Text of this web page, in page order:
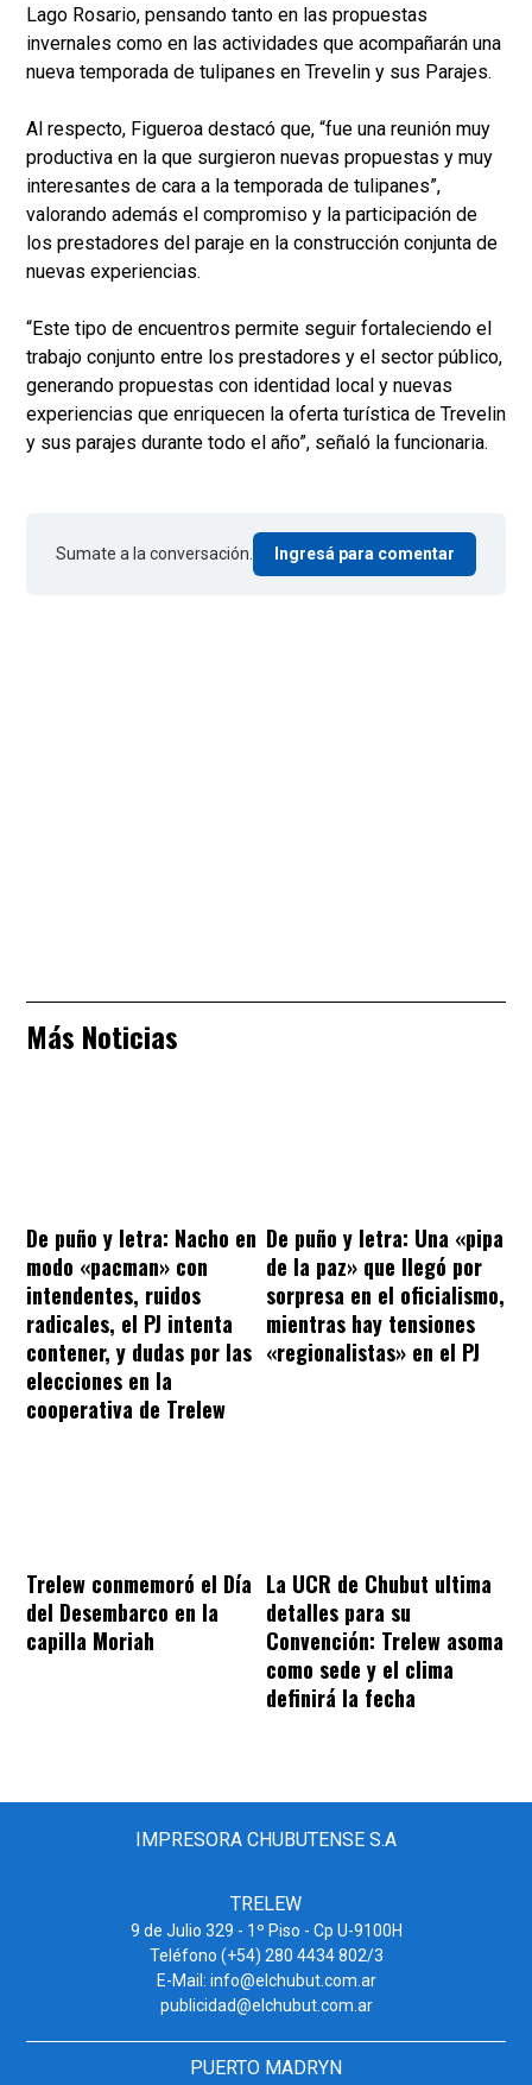
Lago Rosario, pensando tanto en las propuestas
invernales como en las actividades que acompañarán una
nueva temporada de tulipanes en Trevelin y sus Parajes.
Al respecto, Figueroa destacó que, “fue una reunión muy
productiva en la que surgieron nuevas propuestas y muy
interesantes de cara a la temporada de tulipanes”,
valorando además el compromiso y la participación de
los prestadores del paraje en la construcción conjunta de
nuevas experiencias.
“Este tipo de encuentros permite seguir fortaleciendo el
trabajo conjunto entre los prestadores y el sector público,
generando propuestas con identidad local y nuevas
experiencias que enriquecen la oferta turística de Trevelin
y sus parajes durante todo el año”, señaló la funcionaria.
Sumate a la conversación. Ingresá para comentar
Más Noticias
De puño y letra: Nacho en
modo «pacman» con
intendentes, ruidos
radicales, el PJ intenta
contener, y dudas por las
elecciones en la
cooperativa de Trelew
De puño y letra: Una «pipa
de la paz» que llegó por
sorpresa en el oficialismo,
mientras hay tensiones
«regionalistas» en el PJ
Trelew conmemoró el Día
del Desembarco en la
capilla Moriah
La UCR de Chubut ultima
detalles para su
Convención: Trelew asoma
como sede y el clima
definirá la fecha
IMPRESORA CHUBUTENSE S.A
TRELEW
9 de Julio 329 - 1º Piso - Cp U-9100H
Teléfono (+54) 280 4434 802/3
E-Mail: info@elchubut.com.ar
publicidad@elchubut.com.ar
PUERTO MADRYN